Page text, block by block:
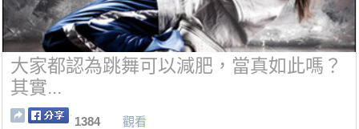
大家都認為跳舞可以減肥，當真如此嗎？
其實...
1384 觀看